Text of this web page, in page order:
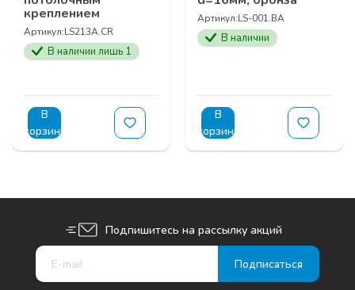
креплением
Артикул:LS213A.CR
В наличии лишь 1
В
корзину
Артикул:LS-001.BA
В наличии
В
корзину
Подпишитесь на рассылку акций